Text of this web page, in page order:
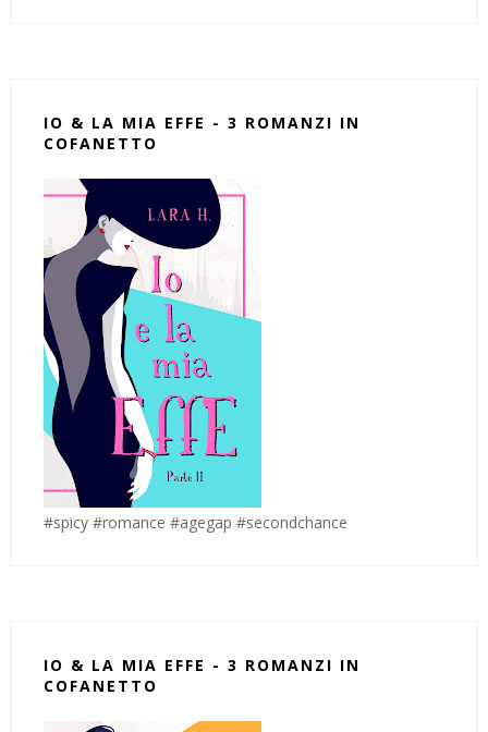
IO & LA MIA EFFE - 3 ROMANZI IN
COFANETTO
#spicy #romance #agegap #secondchance
IO & LA MIA EFFE - 3 ROMANZI IN
COFANETTO